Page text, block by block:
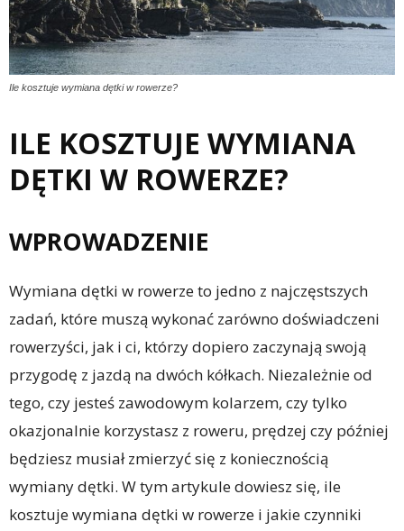
Ile kosztuje wymiana dętki w rowerze?
ILE KOSZTUJE WYMIANA
DĘTKI W ROWERZE?
WPROWADZENIE
Wymiana dętki w rowerze to jedno z najczęstszych
zadań, które muszą wykonać zarówno doświadczeni
rowerzyści, jak i ci, którzy dopiero zaczynają swoją
przygodę z jazdą na dwóch kółkach. Niezależnie od
tego, czy jesteś zawodowym kolarzem, czy tylko
okazjonalnie korzystasz z roweru, prędzej czy później
będziesz musiał zmierzyć się z koniecznością
wymiany dętki. W tym artykule dowiesz się, ile
kosztuje wymiana dętki w rowerze i jakie czynniki